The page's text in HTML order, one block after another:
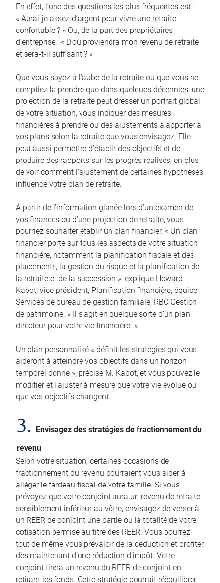
En effet, l’une des questions les plus fréquentes est :
« Aurai-je assez d’argent pour vivre une retraite
confortable ? » Ou, de la part des propriétaires
d’entreprise : « D’où proviendra mon revenu de retraite
et sera-t-il suffisant ? »
Que vous soyez à l’aube de la retraite ou que vous ne
comptiez la prendre que dans quelques décennies, une
projection de la retraite peut dresser un portrait global
de votre situation, vous indiquer des mesures
financières à prendre ou des ajustements à apporter à
vos plans selon la retraite que vous envisagez. Elle
peut aussi permettre d’établir des objectifs et de
produire des rapports sur les progrès réalisés, en plus
de voir comment l’ajustement de certaines hypothèses
influence votre plan de retraite.
À partir de l’information glanée lors d’un examen de
vos finances ou d’une projection de retraite, vous
pourriez souhaiter établir un plan financier. « Un plan
financier porte sur tous les aspects de votre situation
financière, notamment la planification fiscale et des
placements, la gestion du risque et la planification de
la retraite et de la succession », explique Howard
Kabot, vice-président, Planification financière, équipe
Services de bureau de gestion familiale, RBC Gestion
de patrimoine. « Il s’agit en quelque sorte d’un plan
directeur pour votre vie financière. »
Un plan personnalisé « définit les stratégies qui vous
aideront à atteindre vos objectifs dans un horizon
temporel donné », précise M. Kabot, et vous pouvez le
modifier et l’ajuster à mesure que votre vie évolue ou
que vos objectifs changent.
3.
Envisagez des stratégies de fractionnement du
revenu
Selon votre situation, certaines occasions de
fractionnement du revenu pourraient vous aider à
alléger le fardeau fiscal de votre famille. Si vous
prévoyez que votre conjoint aura un revenu de retraite
sensiblement inférieur au vôtre, envisagez de verser à
un REER de conjoint une partie ou la totalité de votre
cotisation permise au titre des REER. Vous pourrez
tout de même vous prévaloir de la déduction et profiter
dès maintenant d’une réduction d’impôt. Votre
conjoint tirera un revenu du REER de conjoint en
retirant les fonds. Cette stratégie pourrait rééquilibrer